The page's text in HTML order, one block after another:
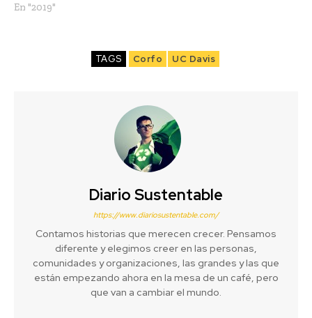
En "2019"
TAGS Corfo UC Davis
Diario Sustentable
https://www.diariosustentable.com/
Contamos historias que merecen crecer. Pensamos
diferente y elegimos creer en las personas,
comunidades y organizaciones, las grandes y las que
están empezando ahora en la mesa de un café, pero
que van a cambiar el mundo.